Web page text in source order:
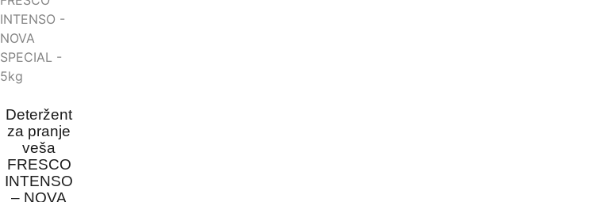
Deteržent
za pranje
veša
FRESCO
INTENSO
– NOVA